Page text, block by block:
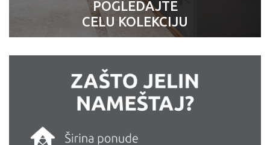
POGLEDAJTE
CELU KOLEKCIJU